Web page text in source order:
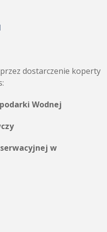
dostarczenie koperty
Wodnej
w